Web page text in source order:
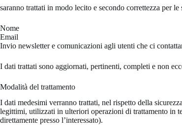
saranno trattati in modo lecito e secondo correttezza per le
Nome
Email
Invio newsletter e comunicazioni agli utenti che ci
I dati trattati sono aggiornati, pertinenti, completi e non
Modalità del trattamento
I dati medesimi verranno trattati, nel rispetto della
legittimi, utilizzati in ulteriori operazioni di trattamento in
direttamente presso l’interessato).